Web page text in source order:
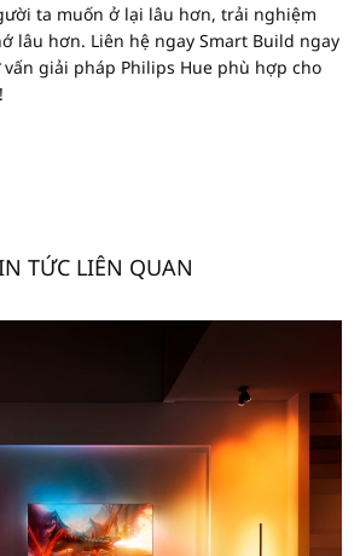
ta muốn ở lại lâu hơn, trải nghiệm
lâu hơn. Liên hệ ngay Smart Build ngay
giải pháp Philips Hue phù hợp cho
TỨC LIÊN QUAN